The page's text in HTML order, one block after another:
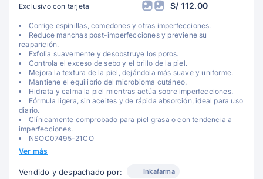
Exclusivo con tarjeta S/ 112.00
Corrige espinillas, comedones y otras imperfecciones.
Reduce manchas post-imperfecciones y previene su
reaparición.
Exfolia suavemente y desobstruye los poros.
Controla el exceso de sebo y el brillo de la piel.
Mejora la textura de la piel, dejándola más suave y uniforme.
Mantiene el equilibrio del microbioma cutáneo.
Hidrata y calma la piel mientras actúa sobre imperfecciones.
Fórmula ligera, sin aceites y de rápida absorción, ideal para uso
diario.
Clínicamente comprobado para piel grasa o con tendencia a
imperfecciones.
NSOC07495-21CO
Ver más
Vendido y despachado por: Inkafarma